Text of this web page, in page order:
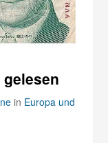
in Europa und